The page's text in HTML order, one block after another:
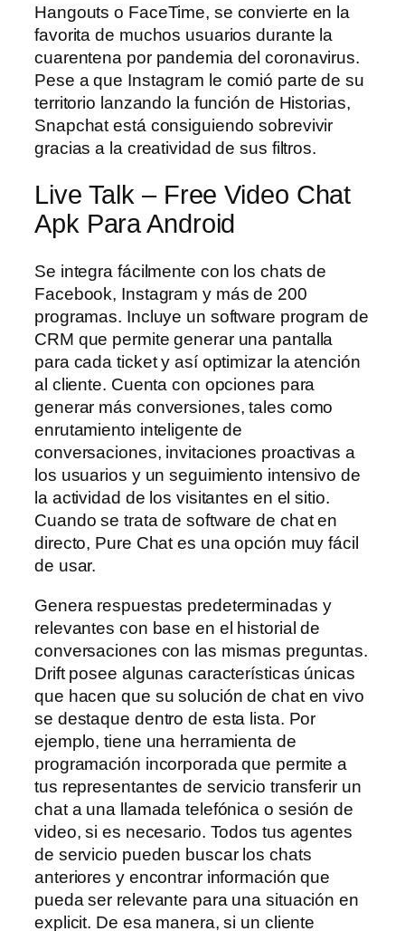
Hangouts o FaceTime, se convierte en la
favorita de muchos usuarios durante la
cuarentena por pandemia del coronavirus.
Pese a que Instagram le comió parte de su
territorio lanzando la función de Historias,
Snapchat está consiguiendo sobrevivir
gracias a la creatividad de sus filtros.
Live Talk – Free Video Chat
Apk Para Android
Se integra fácilmente con los chats de
Facebook, Instagram y más de 200
programas. Incluye un software program de
CRM que permite generar una pantalla
para cada ticket y así optimizar la atención
al cliente. Cuenta con opciones para
generar más conversiones, tales como
enrutamiento inteligente de
conversaciones, invitaciones proactivas a
los usuarios y un seguimiento intensivo de
la actividad de los visitantes en el sitio.
Cuando se trata de software de chat en
directo, Pure Chat es una opción muy fácil
de usar.
Genera respuestas predeterminadas y
relevantes con base en el historial de
conversaciones con las mismas preguntas.
Drift posee algunas características únicas
que hacen que su solución de chat en vivo
se destaque dentro de esta lista. Por
ejemplo, tiene una herramienta de
programación incorporada que permite a
tus representantes de servicio transferir un
chat a una llamada telefónica o sesión de
video, si es necesario. Todos tus agentes
de servicio pueden buscar los chats
anteriores y encontrar información que
pueda ser relevante para una situación en
explicit. De esa manera, si un cliente